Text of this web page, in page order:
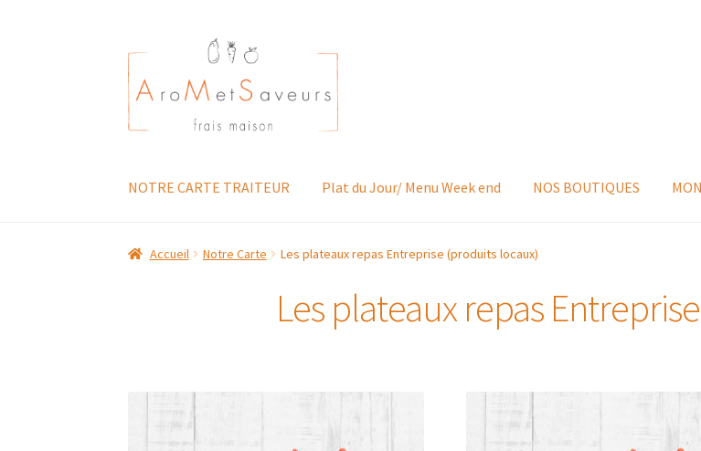
Aller
à
la
navigation
Aller
au
contenu
NOTRE CARTE TRAITEUR Plat du Jour/ Menu Week end NOS BOUTIQUES
Accueil Notre Carte Les plateaux repas Entreprise (produits locaux)
Les plateaux repas